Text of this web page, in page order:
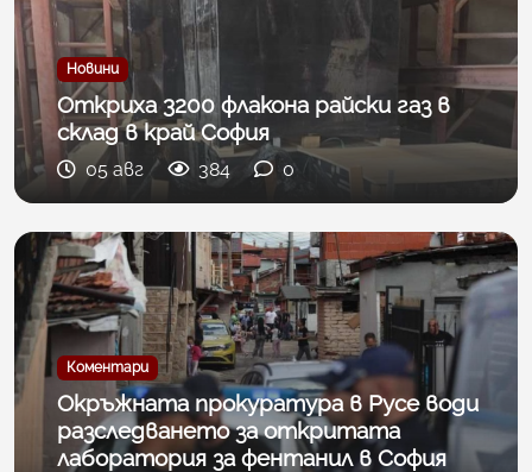
Новини
Откриха 3200 флакона райски газ в
склад в край София
05 авг 384 0
Коментари
Окръжната прокуратура в Русе води
разследването за откритата
лаборатория за фентанил в София